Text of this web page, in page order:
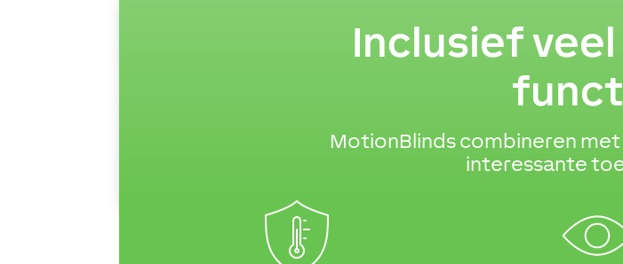
Inclusief
MotionBlinds combineren
interessante